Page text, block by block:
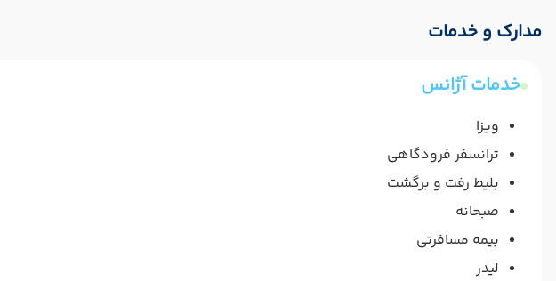
مدارک و خدمات
خدمات آژانس
ویزا
ترانسفر فرودگاهی
بلیط رفت و برگشت
صبحانه
بیمه مسافرتی
لیدر